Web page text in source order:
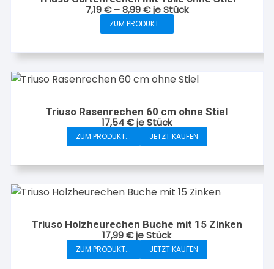
7,19€–8,99€je Stück
ZUM PRODUKT...
Dieses
weist
mehrere
Die
Optionen
können
auf
Produktseite
werden
Triuso Rasenrechen 60 cm ohne Stiel
17,54€je Stück
ZUM PRODUKT... JETZT KAUFEN
Triuso Holzheurechen Buche mit 15 Zinken
17,99€je Stück
ZUM PRODUKT... JETZT KAUFEN